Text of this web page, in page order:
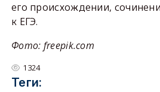
его происхождении,
к ЕГЭ.
Фото: freepik.com
1324
Теги: